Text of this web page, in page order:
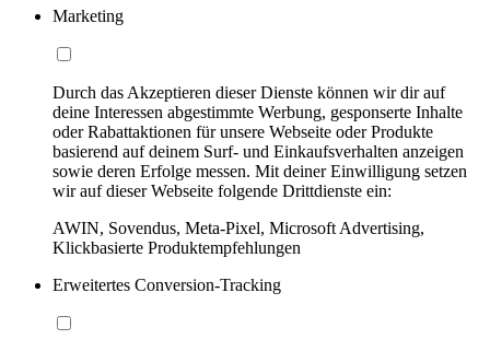
Marketing
Durch das Akzeptieren dieser Dienste können wir dir auf
deine Interessen abgestimmte Werbung, gesponserte Inhalte
oder Rabattaktionen für unsere Webseite oder Produkte
basierend auf deinem Surf- und Einkaufsverhalten anzeigen
sowie deren Erfolge messen. Mit deiner Einwilligung setzen
wir auf dieser Webseite folgende Drittdienste ein:
AWIN, Sovendus, Meta-Pixel, Microsoft Advertising,
Klickbasierte Produktempfehlungen
Erweitertes Conversion-Tracking